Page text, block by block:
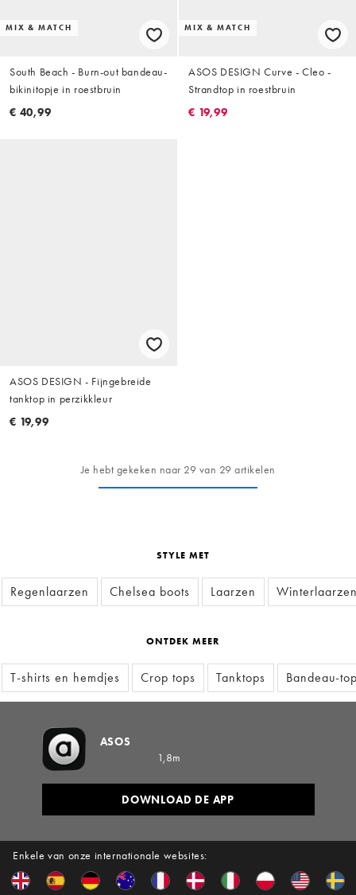
MIX & MATCH
South Beach - Burn-out bandeau-
bikinitopje in roestbruin
€ 40,99
MIX & MATCH
ASOS DESIGN Curve - Cleo -
Strandtop in roestbruin
€ 19,99
ASOS DESIGN - Fijngebreide
tanktop in perzikkleur
€ 19,99
Je hebt gekeken naar 29 van 29 artikelen
STYLE MET
Regenlaarzen Chelsea boots Laarzen
ONTDEK MEER
T-shirts en hemdjes Crop tops Tanktops Bandeau-
Enkele van onze internationale websites:
ASOS
1,8m
DOWNLOAD DE APP